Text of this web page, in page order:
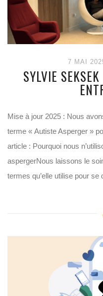
7 MAI
SYLVIE
Mise à jour 2025 : Nous
terme « Autiste Asperger »
article : Pourquoi nous
aspergerNous laissons le
termes qu’elle utilise pour se